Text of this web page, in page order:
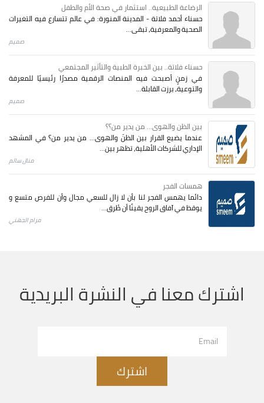
الرضاعة الطبيعية.. استثمار في صحة الأم والطفل
حسناء أحمد فلاتة - المدينة المنورة: في عالم تتسارع فيه التغيرات
الصحية والمعرفية، تبقى...
صميم
حسناء فلاتة.. بين الخبرة الطبية والتأثير المجتمعي
في زمنٍ أصبحت فيه المنصات الرقمية مصدرًا رئيسيًا للمعرفة
والتوعية، برزت القابلة...
صميم
بين الظن والهوى... من يدير من؟؟
عندما يضيع القرار بين الظنّ والهوى… من يدير من؟ في المشهد
الإداري للشركات الأهلية، تظهر بين...
منال سالم
همسات الفجر
دائما يهمس الفجر لنا بأن لا زال للسعي مجال وأن للفرص متسع و
يوقظ في آفاق الروح يقينًا أن طُرق...
مرام الجهني
اشترك معنا في النشرة البريدية
اشترك